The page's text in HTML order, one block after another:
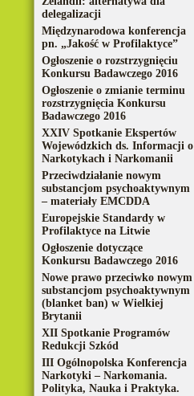
delegalizacji
Międzynarodowa konferencja
pn. „Jakość w Profilaktyce”
Ogłoszenie o rozstrzygnięciu
Konkursu Badawczego 2016
Ogłoszenie o zmianie terminu
rozstrzygnięcia Konkursu
Badawczego 2016
XXIV Spotkanie Ekspertów
Wojewódzkich ds. Informacji o
Narkotykach i Narkomanii
Przeciwdziałanie nowym
substancjom psychoaktywnym
– materiały EMCDDA
Europejskie Standardy w
Profilaktyce na Litwie
Ogłoszenie dotyczące
Konkursu Badawczego 2016
Nowe prawo przeciwko nowym
substancjom psychoaktywnym
(blanket ban) w Wielkiej
Brytanii
XII Spotkanie Programów
Redukcji Szkód
III Ogólnopolska Konferencja
Narkotyki – Narkomania.
Polityka, Nauka i Praktyka.